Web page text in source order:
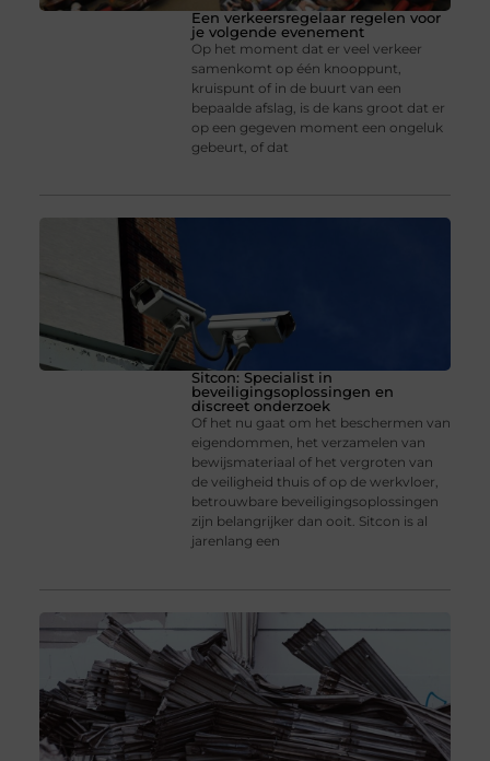
Een verkeersregelaar regelen voor
je volgende evenement
Op het moment dat er veel verkeer
samenkomt op één knooppunt,
kruispunt of in de buurt van een
bepaalde afslag, is de kans groot dat er
op een gegeven moment een ongeluk
gebeurt, of dat
Sitcon: Specialist in
beveiligingsoplossingen en
discreet onderzoek
Of het nu gaat om het beschermen van
eigendommen, het verzamelen van
bewijsmateriaal of het vergroten van
de veiligheid thuis of op de werkvloer,
betrouwbare beveiligingsoplossingen
zijn belangrijker dan ooit. Sitcon is al
jarenlang een